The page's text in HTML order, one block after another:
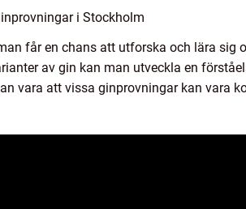
i Stockholm
får en chans att utforska och lära sig
av gin kan man utveckla en
vara att vissa ginprovningar kan vara